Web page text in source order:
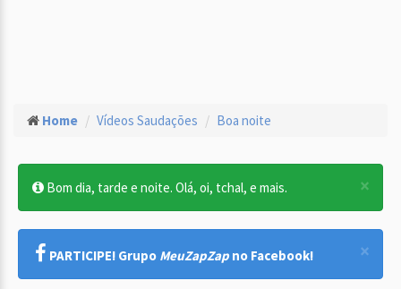
Home Vídeos Saudações Boa noite
×
Bom dia, tarde e noite. Olá, oi, tchal, e mais.
×
PARTICIPE! Grupo MeuZapZap no Facebook!